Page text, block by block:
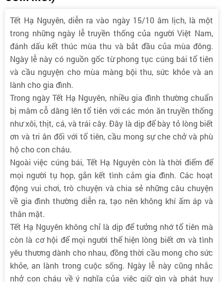
Tết Hạ Nguyên, diễn ra vào ngày 15/10 âm lịch, là một
trong những ngày lễ truyền thống của người Việt Nam,
đánh dấu kết thúc mùa thu và bắt đầu của mùa đông.
Ngày lễ này có nguồn gốc từ phong tục cúng bái tổ tiên
và cầu nguyện cho mùa màng bội thu, sức khỏe và an
lành cho gia đình.
Trong ngày Tết Hạ Nguyên, nhiều gia đình thường chuẩn
bị mâm cỗ dâng lên tổ tiên với các món ăn truyền thống
như xôi, thịt, cá, và trái cây. Đây là dịp để bày tỏ lòng biết
ơn và tri ân đối với tổ tiên, cầu mong sự che chở và phù
hộ cho con cháu.
Ngoài việc cúng bái, Tết Hạ Nguyên còn là thời điểm để
mọi người tụ họp, gắn kết tình cảm gia đình. Các hoạt
động vui chơi, trò chuyện và chia sẻ những câu chuyện
về gia đình thường diễn ra, tạo nên không khí ấm áp và
thân mật.
Tết Hạ Nguyên không chỉ là dịp để tưởng nhớ tổ tiên mà
còn là cơ hội để mọi người thể hiện lòng biết ơn và tình
yêu thương dành cho nhau, đồng thời cầu mong cho sức
khỏe, an lành trong cuộc sống. Ngày lễ này cũng nhắc
nhở con cháu về ý nghĩa của việc giữ gìn và phát huy